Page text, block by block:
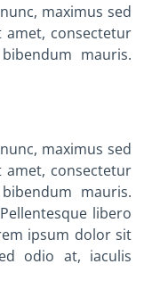
maximus sed
consectetur
mauris.
maximus sed
consectetur
mauris.
libero
ipsum dolor sit
odio at, iaculis